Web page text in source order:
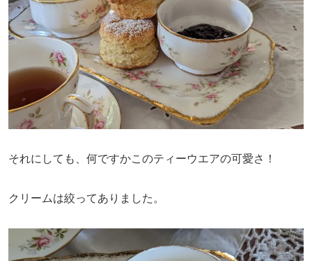
それにしても、何ですかこのティーウエアの可愛さ！
クリームは絞ってありました。